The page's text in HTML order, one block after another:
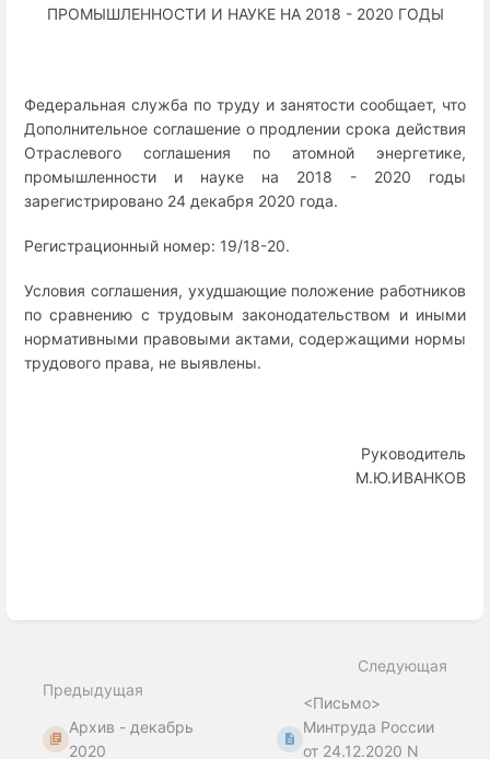
ПРОМЫШЛЕННОСТИ И НАУКЕ НА 2018 - 2020 ГОДЫ
Федеральная служба по труду и занятости сообщает, что
Дополнительное соглашение о продлении срока действия
Отраслевого соглашения по атомной энергетике,
промышленности и науке на 2018 - 2020 годы
зарегистрировано 24 декабря 2020 года.
Регистрационный номер: 19/18-20.
Условия соглашения, ухудшающие положение работников
по сравнению с трудовым законодательством и иными
нормативными правовыми актами, содержащими нормы
трудового права, не выявлены.
Руководитель
М.Ю.ИВАНКОВ
Предыдущая
Архив - декабрь
2020
Следующая
<Письмо>
Минтруда России
от 24.12.2020 N